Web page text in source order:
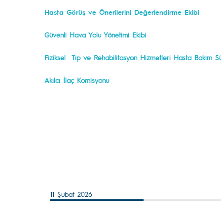
Hasta Görüş ve Önerilerini Değerlendirme Ekibi
Güvenli Hava Yolu Yönetimi Ekibi
Fiziksel Tıp ve Rehabilitasyon Hizmetleri Hasta Bakım
Akılcı İlaç Komisyonu
11 Şubat 2026